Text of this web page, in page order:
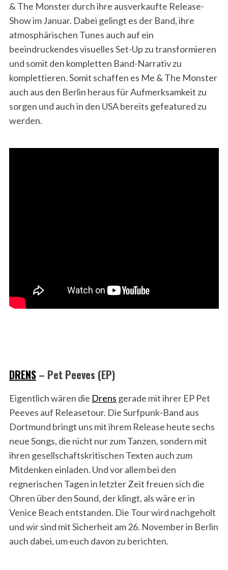
& The Monster durch ihre ausverkaufte Release-
Show im Januar. Dabei gelingt es der Band, ihre
atmosphärischen Tunes auch auf ein
beeindruckendes visuelles Set-Up zu transformieren
und somit den kompletten Band-Narrativ zu
komplettieren. Somit schaffen es Me & The Monster
auch aus den Berlin heraus für Aufmerksamkeit zu
sorgen und auch in den USA bereits gefeatured zu
werden.
DRENS– Pet Peeves (EP)
Eigentlich wären die Drens gerade mit ihrer EP Pet
Peeves auf Releasetour. Die Surfpunk-Band aus
Dortmund bringt uns mit ihrem Release heute sechs
neue Songs, die nicht nur zum Tanzen, sondern mit
ihren gesellschaftskritischen Texten auch zum
Mitdenken einladen. Und vor allem bei den
regnerischen Tagen in letzter Zeit freuen sich die
Ohren über den Sound, der klingt, als wäre er in
Venice Beach entstanden. Die Tour wird nachgeholt
und wir sind mit Sicherheit am 26. November in Berlin
auch dabei, um euch davon zu berichten.